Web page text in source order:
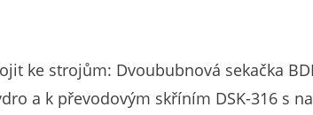
ke strojům: Dvoububnová sekačka
a k převodovým skříním DSK-316 s